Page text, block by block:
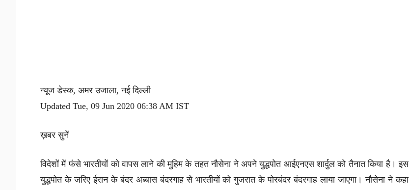
न्यूज डेस्क, अमर उजाला, नई दिल्ली
Updated Tue, 09 Jun 2020 06:38 AM IST
ख़बर सुनें
विदेशों में फंसे भारतीयों को वापस लाने की मुहिम के तहत नौसेना ने अपने युद्धपोत आईएनएस शार्दुल को तैनात किया है। इस
युद्धपोत के जरिए ईरान के बंदर अब्बास बंदरगाह से भारतीयों को गुजरात के पोरबंदर बंदरगाह लाया जाएगा। नौसेना ने कहा